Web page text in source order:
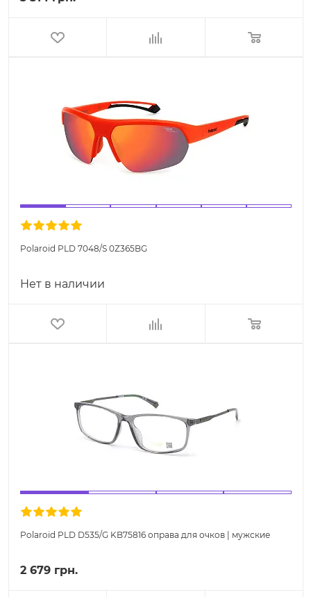
Polaroid PLD 7048/S 0Z365BG
Нет в наличии
Polaroid PLD D535/G KB75816 оправа для очков | мужские
2 679 грн.